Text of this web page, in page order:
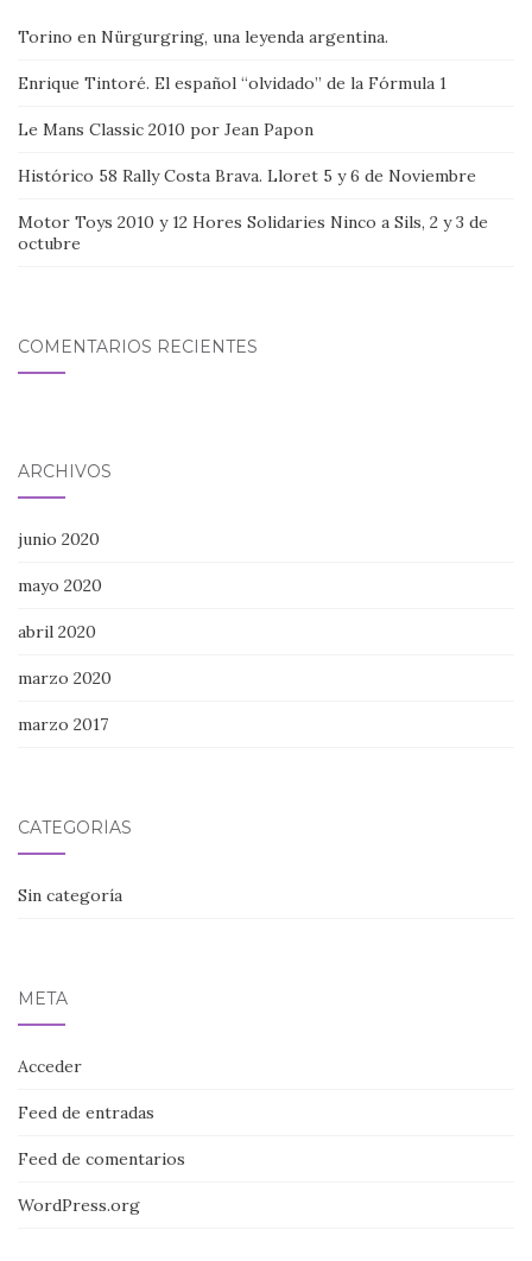
Torino en Nürgurgring, una leyenda argentina.
Enrique Tintoré. El español “olvidado” de la Fórmula 1
Le Mans Classic 2010 por Jean Papon
Histórico 58 Rally Costa Brava. Lloret 5 y 6 de Noviembre
Motor Toys 2010 y 12 Hores Solidaries Ninco a Sils, 2 y 3 de
octubre
COMENTARIOS RECIENTES
ARCHIVOS
junio 2020
mayo 2020
abril 2020
marzo 2020
marzo 2017
CATEGORÍAS
Sin categoría
META
Acceder
Feed de entradas
Feed de comentarios
WordPress.org